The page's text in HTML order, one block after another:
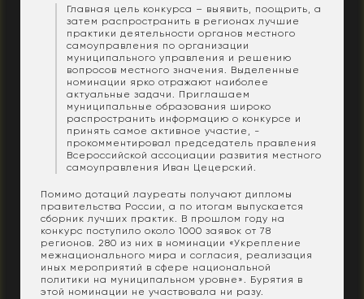
Главная цель конкурса – выявить, поощрить, а
затем распространить в регионах лучшие
практики деятельности органов местного
самоуправления по организации
муниципального управления и решению
вопросов местного значения. Выделенные
номинации ярко отражают наиболее
актуальные задачи. Приглашаем
муниципальные образования широко
распространить информацию о конкурсе и
принять самое активное участие, -
прокомментировал председатель правления
Всероссийской ассоциации развития местного
самоуправления Иван Цецерский.
Помимо дотаций лауреаты получают дипломы
правительства России, а по итогам выпускается
сборник лучших практик. В прошлом году на
конкурс поступило около 1000 заявок от 78
регионов. 280 из них в номинации «Укрепление
межнационального мира и согласия, реализация
иных мероприятий в сфере национальной
политики на муниципальном уровне». Бурятия в
этой номинации не участвовала ни разу.